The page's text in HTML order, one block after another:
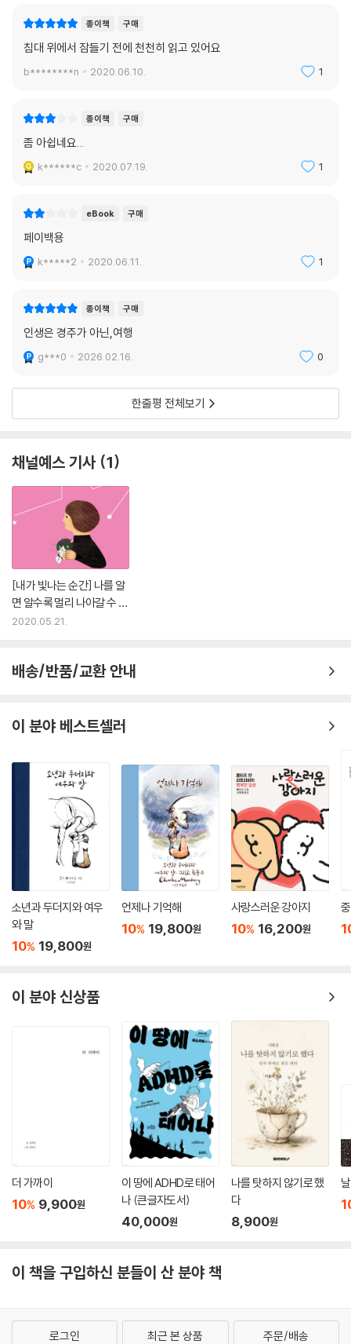
종이책 구매
침대 위에서 잠들기 전에 천천히 읽고 있어요
b********n 2020.06.10. 1
종이책 구매
좀 아쉽네요...
k******c 2020.07.19. 1
eBook 구매
페이백용
k*****2 2020.06.11. 1
종이책 구매
인생은 경주가 아닌,여행
g***0 2026.02.16. 0
한줄평 전체보기
채널예스 기사 1
[내가 빛나는 순간] 나를 알
면 알수록 멀리 나아갈 수 있
습니다
2020.05.21.
배송/반품/교환 안내
이 분야 베스트셀러
소년과 두더지와 여우
와 말
10% 19,800원
언제나 기억해
10% 19,800원
사랑스러운 강아지
10% 16,200원
이 분야 신상품
더 가까이
10% 9,900원
이 땅에 ADHD로 태어
나 (큰글자도서)
40,000원
나를 탓하지 않기로 했
다
8,900원
이 책을 구입하신 분들이 산 분야 책
로그인 최근 본 상품 주문/배송